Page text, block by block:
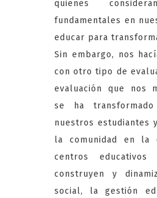
quienes
fundamentales en
educar para
Sin embargo, nos
con otro tipo de
evaluación que nos
se ha
nuestros estudiantes
la comunidad en la
centros educativos
construyen y
social, la gestión